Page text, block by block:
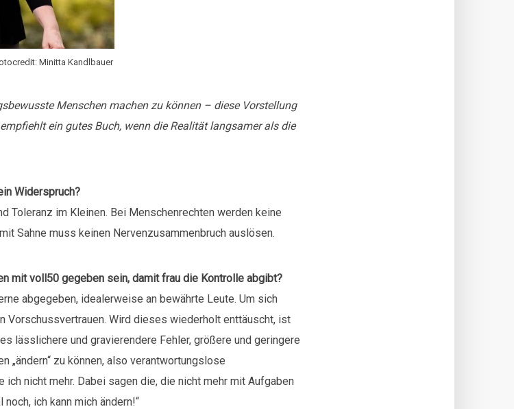
Minitta Kandlbauer
Menschen machen zu können – diese Vorstellung
ein gutes Buch, wenn die Realität langsamer als die
Widerspruch?
Toleranz im Kleinen. Bei Menschenrechten werden keine
Sahne muss keinen Nervenzusammenbruch auslösen.
mit voll50 gegeben sein, damit frau die Kontrolle abgibt?
abgegeben, idealerweise an bewährte Leute. Um sich
Vorschussvertrauen. Wird dieses wiederholt enttäuscht, ist
lässlichere und gravierendere Fehler, größere und geringere
„ändern“ zu können, also verantwortungslose
nicht mehr. Dabei sagen die, die nicht mehr mit Aufgaben
ich kann mich ändern!“